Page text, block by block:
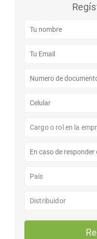
Cargo o rol en la
País
Distribuidor